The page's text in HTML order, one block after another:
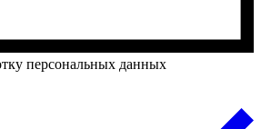
персональных данных